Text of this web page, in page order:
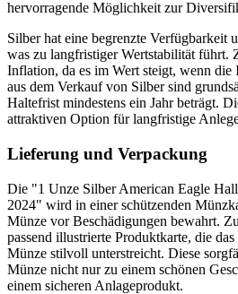
hervorragende Möglichkeit zur
Silber hat eine begrenzte Verfügbarkeit
was zu langfristiger Wertstabilität führt.
Inflation, da es im Wert steigt, wenn
aus dem Verkauf von Silber sind
Haltefrist mindestens ein Jahr beträgt.
attraktiven Option für langfristige
Lieferung und Verpackung
Die "1 Unze Silber American Eagle
2024" wird in einer schützenden
Münze vor Beschädigungen bewahrt.
passend illustrierte Produktkarte, die
Münze stilvoll unterstreicht. Diese
Münze nicht nur zu einem schönen
einem sicheren Anlageprodukt.